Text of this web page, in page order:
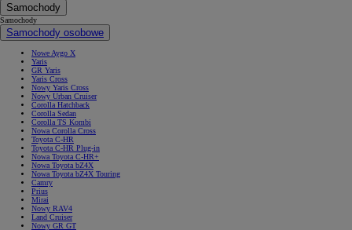
Samochody
Samochody
Samochody osobowe
Nowe Aygo X
Yaris
GR Yaris
Yaris Cross
Nowy Yaris Cross
Nowy Urban Cruiser
Corolla Hatchback
Corolla Sedan
Corolla TS Kombi
Nowa Corolla Cross
Toyota C-HR
Toyota C-HR Plug-in
Nowa Toyota C-HR+
Nowa Toyota bZ4X
Nowa Toyota bZ4X Touring
Camry
Prius
Mirai
Nowy RAV4
Land Cruiser
Nowy GR GT